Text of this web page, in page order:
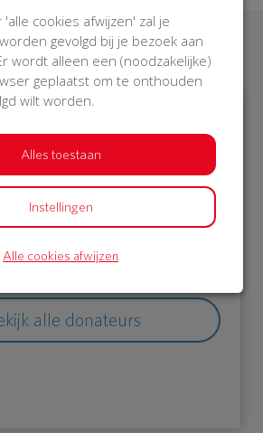
donaties
Afgeschermd
alle donateurs
cookies afwijzen' zal je
gevolgd bij je bezoek aan
wordt alleen een (noodzakelijke)
geplaatst om te onthouden
wilt worden.
Alles toestaan
Instellingen
Alle cookies afwijzen